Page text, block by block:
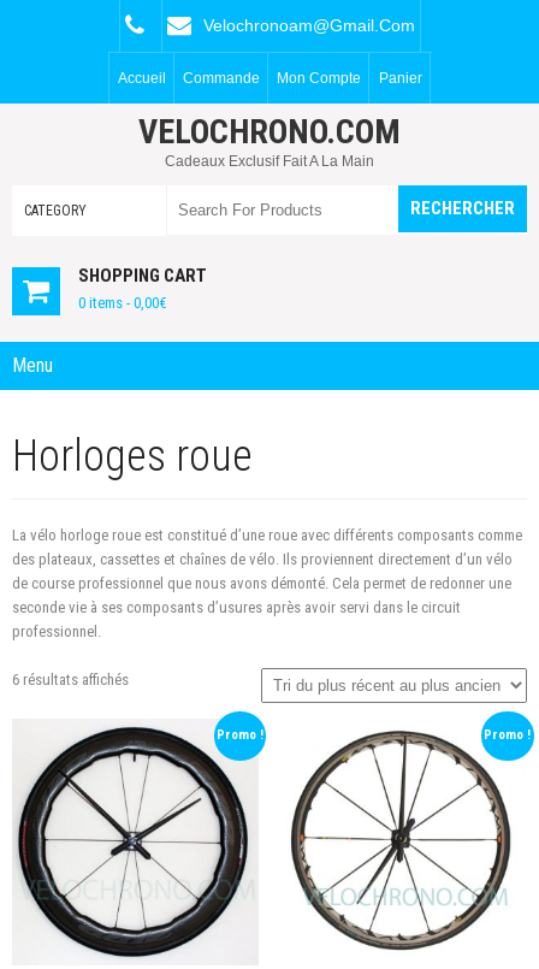
Velochronoam@gmail.com
Accueil Commande Mon Compte Panier
VELOCHRONO.COM
Cadeaux Exclusif Fait A La Main
SHOPPING CART
0 items - 0,00€
Menu
Horloges roue
La vélo horloge roue est constitué d’une roue avec différents composants comme
des plateaux, cassettes et chaînes de vélo. Ils proviennent directement d’un vélo
de course professionnel que nous avons démonté. Cela permet de redonner une
seconde vie à ses composants d’usures après avoir servi dans le circuit
professionnel.
6 résultats affichésTrié
plus
récent
plus
ancien
Promo ! Promo !